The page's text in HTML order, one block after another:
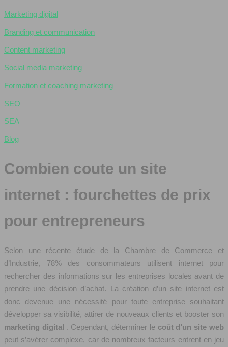
Marketing digital
Branding et communication
Content marketing
Social media marketing
Formation et coaching marketing
SEO
SEA
Blog
Combien coute un site
internet : fourchettes de prix
pour entrepreneurs
Selon une récente étude de la Chambre de Commerce et
d’Industrie, 78% des consommateurs utilisent internet pour
rechercher des informations sur les entreprises locales avant de
prendre une décision d’achat. La création d’un site internet est
donc devenue une nécessité pour toute entreprise souhaitant
développer sa visibilité, attirer de nouveaux clients et booster son
marketing digital . Cependant, déterminer le coût d’un site web
peut s’avérer complexe, car de nombreux facteurs entrent en jeu